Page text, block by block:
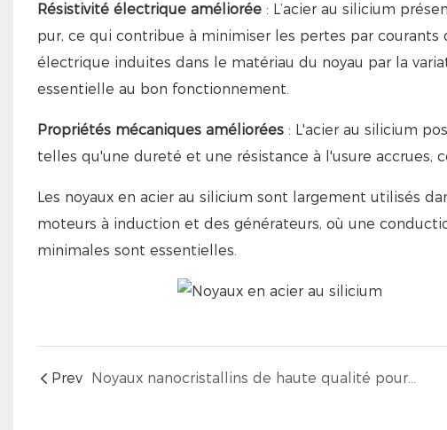
Résistivité électrique améliorée: L’acier au silicium
pur, ce qui contribue à minimiser les pertes par
électrique induites dans le matériau du noyau par la
essentielle au bon fonctionnement.
Propriétés mécaniques améliorées: L'acier au silicium
telles qu'une dureté et une résistance à l'usure accrues,
Les noyaux en acier au silicium sont largement utilisés
moteurs à induction et des générateurs, où une
minimales sont essentielles.
Prev Noyaux nanocristallins de haute qualité pour inductances de mode commun - Vente en gros - Transmart Industrial Limited